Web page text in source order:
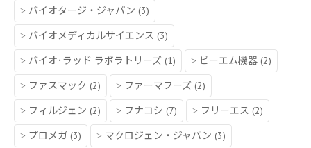
バイオタージ・ジャパン (3)
バイオメディカルサイエンス (3)
バイオ･ラッド ラボラトリーズ (1) ビーエム機器 (2)
ファスマック (2) ファーマフーズ (2)
フィルジェン (2) フナコシ (7) フリーエス (2)
プロメガ (3) マクロジェン・ジャパン (3)